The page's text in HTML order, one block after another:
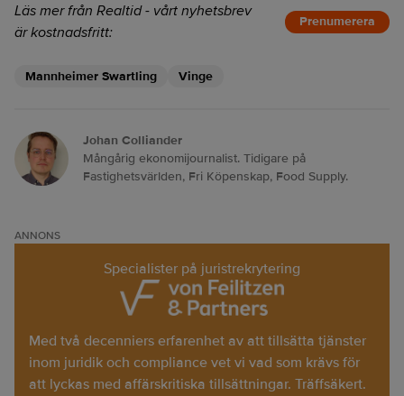
Läs mer från Realtid - vårt nyhetsbrev
är kostnadsfritt:
Prenumerera
Mannheimer Swartling Vinge
Johan Colliander
Mångårig ekonomijournalist. Tidigare på
Fastighetsvärlden, Fri Köpenskap, Food Supply.
ANNONS
Specialister på juristrekrytering
Med två decenniers erfarenhet av att tillsätta tjänster
inom juridik och compliance vet vi vad som krävs för
att lyckas med affärskritiska tillsättningar. Träffsäkert.